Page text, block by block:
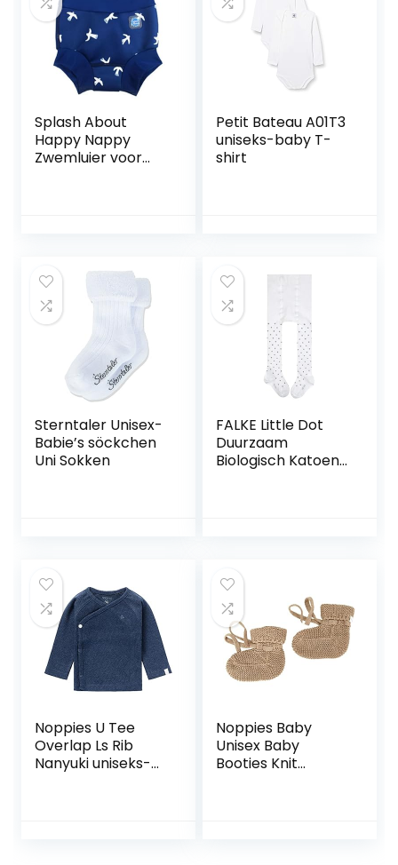
Splash About
Happy Nappy
Zwemluier voor
Petit Bateau A01T3
uniseks-baby T-
shirt
Sterntaler Unisex-
Babie’s söckchen
Uni Sokken
FALKE Little Dot
Duurzaam
Biologisch Katoen
Noppies U Tee
Overlap Ls Rib
Nanyuki uniseks-
Noppies Baby
Unisex Baby
Booties Knit